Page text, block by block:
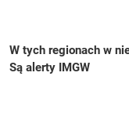
W tych regionach w
Są alerty IMGW